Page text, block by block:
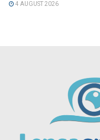
4 AUGUST 2026